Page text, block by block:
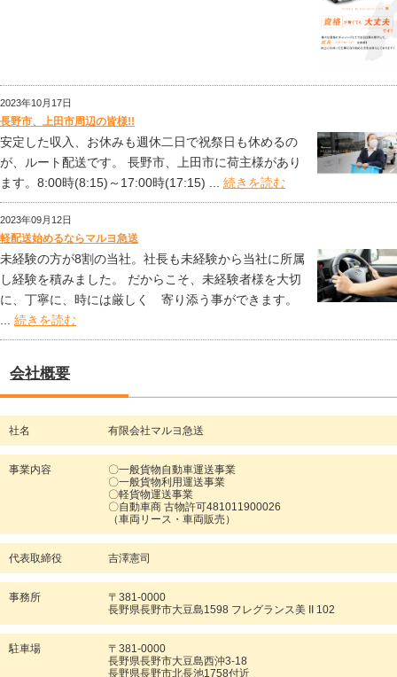
2023年10月17日
長野市、上田市周辺の皆様!!
安定した収入、お休みも週休二日で祝祭日も休めるの
が、ルート配送です。 長野市、上田市に荷主様があり
ます。8:00時(8:15)～17:00時(17:15) ... 続きを読む
2023年09月12日
軽配送始めるならマルヨ急送
未経験の方が8割の当社。社長も未経験から当社に所属
し経験を積みました。 だからこそ、未経験者様を大切
に、丁寧に、時には厳しく 寄り添う事ができます。
続きを読む
会社概要
社名 有限会社マルヨ急送
事業内容
〇一般貨物自動車運送事業
〇一般貨物利用運送事業
〇軽貨物運送事業
〇自動車商 古物許可481011900026
（車両リース・車両販売）
代表取締役 吉澤憲司
事務所
〒381-0000
長野県長野市大豆島1598 フレグランス美 II 102
駐車場
〒381-0000
長野県長野市大豆島西沖3-18
長野県長野市北長池1758付近